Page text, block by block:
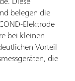
belegen die
Elektrode
bei kleinen
Vorteil
die